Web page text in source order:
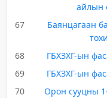
айлын
67
Баянцагаан
68 ГБХЗХГ-ын
69
ГБХЗХГ-ын
70
Орон сууцны